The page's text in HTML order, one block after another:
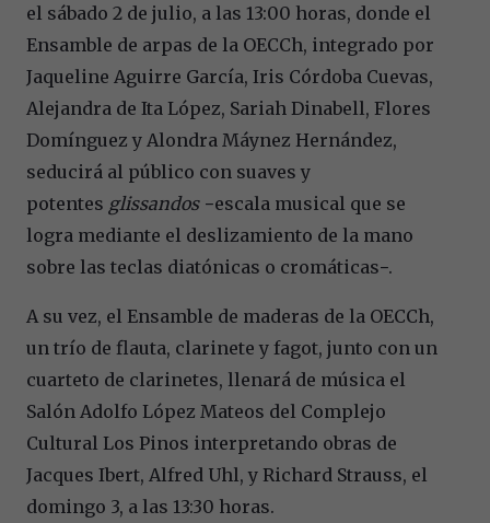
el sábado 2 de julio, a las 13:00 horas, donde el
Ensamble de arpas de la OECCh, integrado por
Jaqueline Aguirre García, Iris Córdoba Cuevas,
Alejandra de Ita López, Sariah Dinabell, Flores
Domínguez y Alondra Máynez Hernández,
seducirá al público con suaves y
potentes glissandos −escala musical que se
logra mediante el deslizamiento de la mano
sobre las teclas diatónicas o cromáticas−.
A su vez, el Ensamble de maderas de la OECCh,
un trío de flauta, clarinete y fagot, junto con un
cuarteto de clarinetes, llenará de música el
Salón Adolfo López Mateos del Complejo
Cultural Los Pinos interpretando obras de
Jacques Ibert, Alfred Uhl, y Richard Strauss, el
domingo 3, a las 13:30 horas.